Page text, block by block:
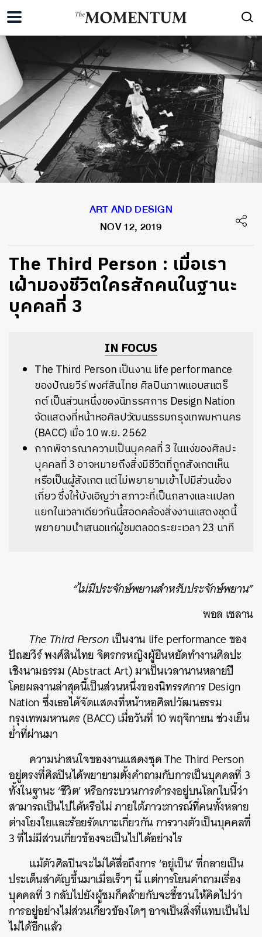
ART AND DESIGN
NOV 12, 2019
The Third Person : เมื่อเรา
เฝ้ามองชีวิตใครสักคนในฐานะ
บุคคลที่ 3
IN FOCUS
The Third Person เป็นงาน life performance
ของปัณยวีร์ พงศ์สินไทย ศิลปินภาพแอบสแตร็
กต์ เป็นส่วนหนึ่งของนิทรรศการ Design Nation
จัดแสดงที่หน้าหอศิลปวัฒนธรรมกรุงเทพมหานคร
(BACC) เมื่อ 10 พ.ย. 2562
กากพิจารณาความเป็นบุคคลที่ 3 ในแง่ของศิลปะ
บุคคลที่ 3 อาจหมายถึงสิ่งมีชีวิตที่ถูกสังเกตเห็น
หรือเป็นผู้สังเกต แต่ไม่พยายามเข้าไปมีส่วนข้อง
เกี่ยว ซึ่งให้บังเอิญว่า สภาวะที่เป็นกลางและแปลก
แยกในเวลาเดียวกันนี้สอดคล้องสิ่งงานแสดงชุดนี้
พยายามนำเสนอแก่ผู้ชมตลอดระยะเวลา 23 นาที
“ไม่มีประจักษ์พยานสำหรับประจักษ์พยาน”
พอล เซลาน
The Third Personเป็นงาน life performance ของ
ปัณยวีร์ พงศ์สินไทย จิตรกรหญิงผู้ยืนหยัดทำงานศิลปะ
เชิงนามธรรม (Abstract Art) มาเป็นเวลานานหลายปี
โดยผลงานล่าสุดนี้เป็นส่วนหนึ่งของนิทรรศการ Design
Nation ซึ่งเธอได้จัดแสดงที่หน้าหอศิลปวัฒนธรรม
กรุงเทพมหานคร (BACC) เมื่อวันที่ 10 พฤจิกายน ช่วงเย็น
ย่ำที่ผ่านมา
ความน่าสนใจของงานแสดงชุด The Third Person
อยู่ตรงที่ศิลปินได้พยายามตั้งคำถามกับการเป็นบุคคลที่ 3
ทั้งในฐานะ ‘ชีวิต’ หรือกระบวนการดำรงอยู่บนโลกใบนี้ว่า
สามารถเป็นไปได้หรือไม่ภายใต้ภาวะการณ์ที่คนทั้งหลาย
ต่างโยงใยและร้อยรัดเกาะเกี่ยวกัน การวางตัวเป็นบุคคลที่
3 ที่ไม่มีส่วนเกี่ยวข้องจะเป็นไปได้อย่างไร
แม้ตัวศิลปินจะไม่ได้สื่อถึงการ ‘อยู่เป็น’ ที่กลายเป็น
ประเด็นสำคัญขึ้นมาเมื่อเร็วๆ นี้ แต่การโยนคำถามเรื่อง
บุคคลที่ 3 กลับไปยังผู้ชมก็คล้ายกับจะชี้ชวนให้คิดไปว่า
การอยู่อย่างไม่ส่วนเกี่ยวข้องใดๆ อาจเป็นสิ่งที่แทบเป็นไป
ไม่ได้อีกแล้ว